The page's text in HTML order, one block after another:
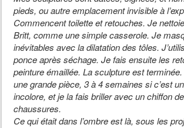
pieds, ou autre emplacement invisible à
Commencent toilette et retouches. Je
Britt, comme une simple casserole. Je
inévitables avec la dilatation des tôles.
ponce après séchage. Je fais ensuite les
peinture émaillée. La sculpture est
une grande pièce, 3 à 4 semaines si c’est
incolore, et je la fais briller avec un chiffon
chaussures.
Ce qui était dans l’ombre est là, sous les